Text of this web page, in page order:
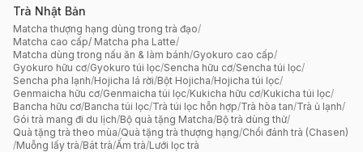
Trà Nhật Bản
Matcha thượng hạng dùng trong trà đạo/
Matcha cao cấp/ Matcha pha Latte/
Matcha dùng trong nấu ăn & làm bánh/Gyokuro cao cấp/
Gyokuro hữu cơ/Gyokuro túi lọc/Sencha hữu cơ/Sencha túi lọc/
Sencha pha lạnh/Hojicha lá rời/Bột Hojicha/Hojicha túi lọc/
Genmaicha hữu cơ/Genmaicha túi lọc/Kukicha hữu cơ/Kukicha túi lọc/
Bancha hữu cơ/Bancha túi lọc/Trà túi lọc hỗn hợp/Trà hòa tan/Trà ủ lạnh/
Gói trà mang đi du lịch/Bộ quà tặng Matcha/Bộ trà dùng thử/
Quà tặng trà theo mùa/Quà tặng trà thượng hạng/Chổi đánh trà (Chasen)
/Muỗng lấy trà/Bát trà/Ấm trà/Lưới lọc trà